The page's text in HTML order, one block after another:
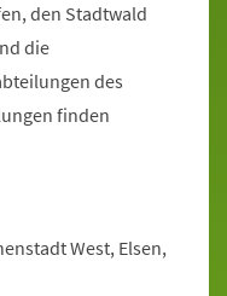
den Stadtwald
die
des
finden
West, Elsen,